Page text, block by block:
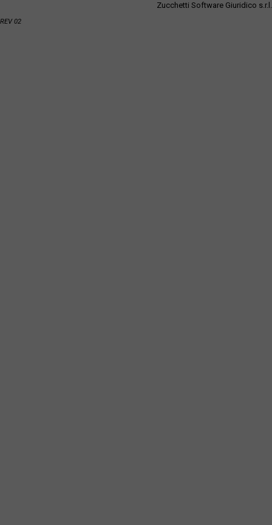
Zucchetti Software Giuridico s.r.l.
REV 02